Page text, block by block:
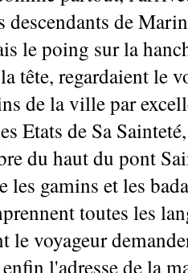
de
le poing sur la
tête, regardaient le
de la ville par
Etats de Sa
du haut du pont
les gamins et les
toutes les
le voyageur
l'adresse de la